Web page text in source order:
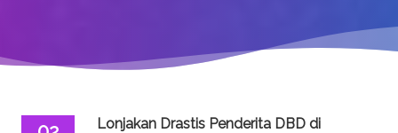
Lonjakan Drastis Penderita DBD di